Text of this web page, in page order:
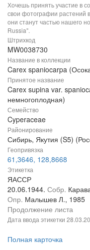
Хочешь принять участие в
свои фотографии растений
они станут частью нашего
Russia".
Штрихкод
MW0038730
Название в коллекции
Carex spaniocarpa
Принятое название
Carex supina var.
немногоплодная)
Семейство
Cyperaceae
Районирование
Сибирь, Якутия (S5)
Геопривязка
61,3646, 128,8668
Этикетка
ЯАССР
20.06.1944. Собр.
Опр. Малышев Л., 1985
Продолжение листа
Дата ввода этикетки
Полная карточка